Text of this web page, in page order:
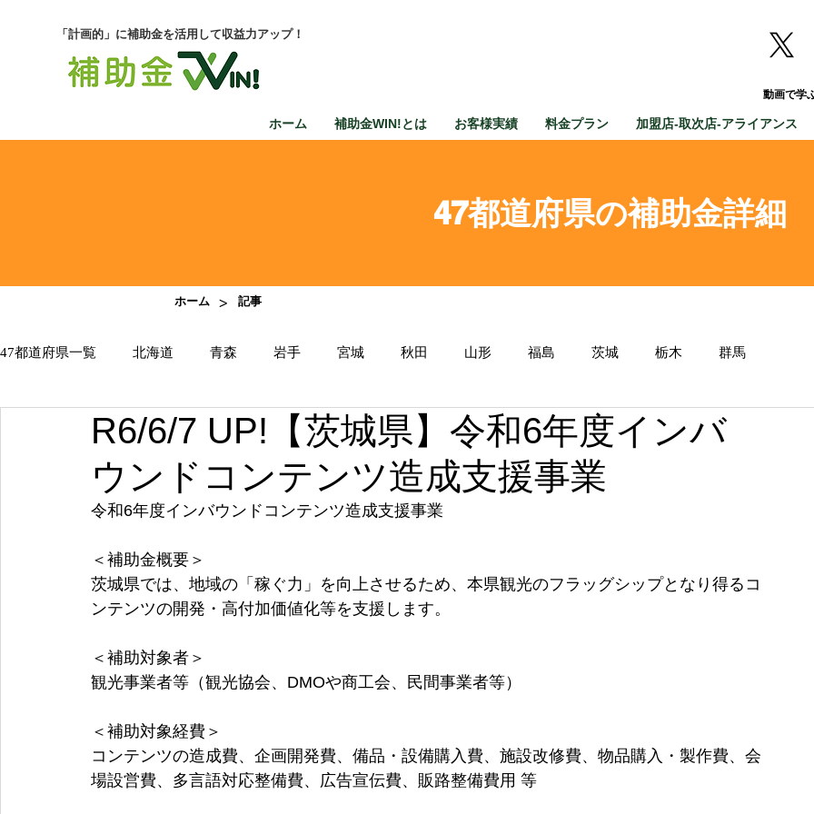
「計画的」に補助金を活用して収益力アップ！
動画で学
ホーム 補助金WIN!とは お客様実績 料金プラン 加盟店-取次店-アライアンス
47都道府県の補助金詳細
ホーム > 記事
47都道府県一覧 北海道 青森 岩手 宮城 秋田 山形 福島 茨城 栃木 群馬
千葉 東京 神奈川 新潟 富山 石川 福井 山梨 長野 岐阜
三重 滋賀 兵庫 奈良 和歌山
R6/6/7 UP!【茨城県】令和6年度インバ
ウンドコンテンツ造成支援事業
令和6年度インバウンドコンテンツ造成支援事業
＜補助金概要＞
茨城県では、地域の「稼ぐ力」を向上させるため、本県観光のフラッグシップとなり得るコ
ンテンツの開発・高付加価値化等を支援します。
＜補助対象者＞
観光事業者等（観光協会、DMOや商工会、民間事業者等）
＜補助対象経費＞
コンテンツの造成費、企画開発費、備品・設備購入費、施設改修費、物品購入・製作費、会
場設営費、多言語対応整備費、広告宣伝費、販路整備費用 等